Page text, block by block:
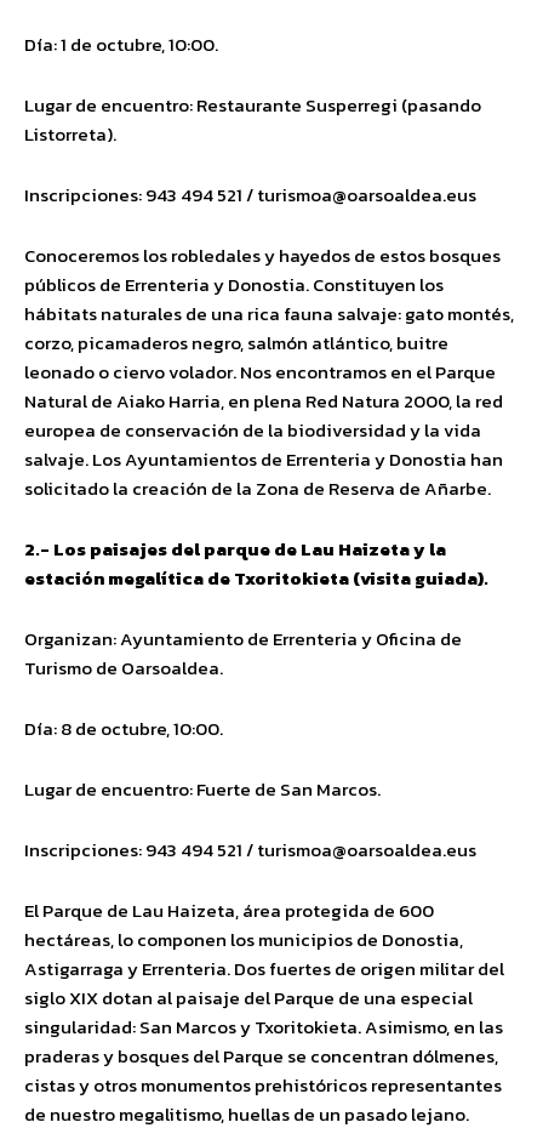
Día: 1 de octubre, 10:00.
Lugar de encuentro: Restaurante Susperregi (pasando
Listorreta).
Inscripciones: 943 494 521 /turismoa@oarsoaldea.eus
Conoceremos los robledales y hayedos de estos bosques
públicos de Errenteria y Donostia. Constituyen los
hábitats naturales de una rica fauna salvaje: gato montés,
corzo, picamaderos negro, salmón atlántico, buitre
leonado o ciervo volador. Nos encontramos en el Parque
Natural de Aiako Harria, en plena Red Natura 2000, la red
europea de conservación de la biodiversidad y la vida
salvaje. Los Ayuntamientos de Errenteria y Donostia han
solicitado la creación de la Zona de Reserva de Añarbe.
2.- Los paisajes del parque de Lau Haizeta y la
estación megalítica de Txoritokieta (visita guiada).
Organizan: Ayuntamiento de Errenteria y Oficina de
Turismo de Oarsoaldea.
Día: 8 de octubre, 10:00.
Lugar de encuentro: Fuerte de San Marcos.
Inscripciones: 943 494 521 /turismoa@oarsoaldea.eus
El Parque de Lau Haizeta, área protegida de 600
hectáreas, lo componen los municipios de Donostia,
Astigarraga y Errenteria. Dos fuertes de origen militar del
siglo XIX dotan al paisaje del Parque de una especial
singularidad: San Marcos y Txoritokieta. Asimismo, en las
praderas y bosques del Parque se concentran dólmenes,
cistas y otros monumentos prehistóricos representantes
de nuestro megalitismo, huellas de un pasado lejano.